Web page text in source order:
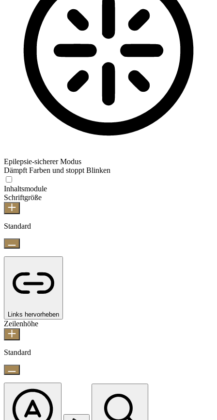
Epilepsie-sicherer Modus
Dämpft Farben und stoppt Blinken
Inhaltsmodule
Schriftgröße
Standard
Links hervorheben
Zeilenhöhe
Standard